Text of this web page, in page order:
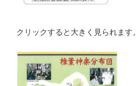
クリックすると大きく見られます。